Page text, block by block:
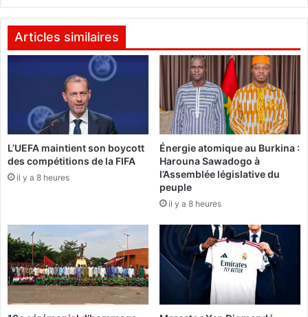
O
d
n
c
h
e
u
r
g
e
c
e
a
l
e
«
i
l
a
e
Articles similaires
L’UEFA maintient son boycott
des compétitions de la FIFA
il y a 8 heures
Énergie atomique au Burkina :
Harouna Sawadogo à
l’Assemblée législative du
peuple
il y a 8 heures